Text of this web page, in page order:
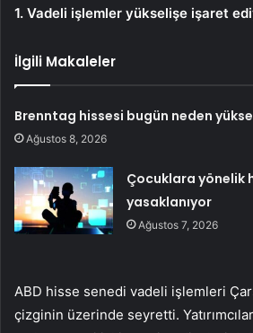
1. Vadeli işlemler yükselişe işaret
İlgili Makaleler
Brenntag hissesi bugün neden
Ağustos 8, 2026
Çocuklara yönelik
yasaklanıyor
Ağustos 7, 2026
ABD hisse senedi vadeli işlemleri
çizginin üzerinde seyretti.